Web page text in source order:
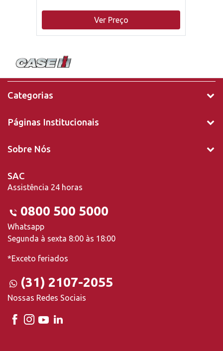
Ver Preço
Categorias
Páginas Institucionais
Sobre Nós
SAC
Assistência 24 horas
0800 500 5000
Whatsapp
Segunda à sexta 8:00 às 18:00
*Exceto feriados
(31) 2107-2055
Nossas Redes Sociais